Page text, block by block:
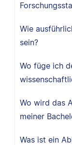
Wie
sein?
Wo füge ich
Wo wird das
meiner
Was ist ein